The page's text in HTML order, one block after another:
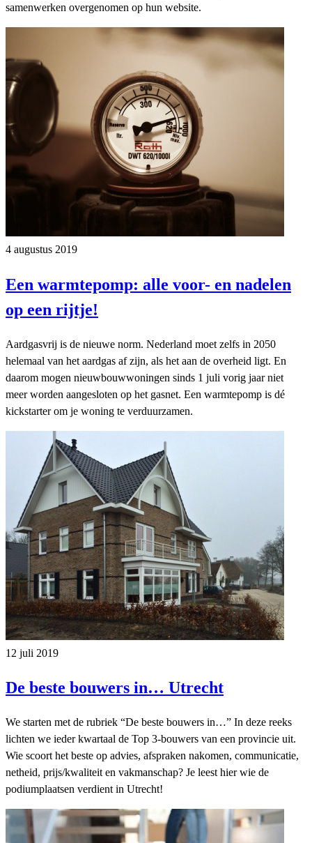
samenwerken overgenomen op hun website.
4 augustus 2019
Een warmtepomp: alle voor- en nadelen
op een rijtje!
Aardgasvrij is de nieuwe norm. Nederland moet zelfs in 2050
helemaal van het aardgas af zijn, als het aan de overheid ligt. En
daarom mogen nieuwbouwwoningen sinds 1 juli vorig jaar niet
meer worden aangesloten op het gasnet. Een warmtepomp is dé
kickstarter om je woning te verduurzamen.
12 juli 2019
De beste bouwers in… Utrecht
We starten met de rubriek “De beste bouwers in…” In deze reeks
lichten we ieder kwartaal de Top 3-bouwers van een provincie uit.
Wie scoort het beste op advies, afspraken nakomen, communicatie,
netheid, prijs/kwaliteit en vakmanschap? Je leest hier wie de
podiumplaatsen verdient in Utrecht!